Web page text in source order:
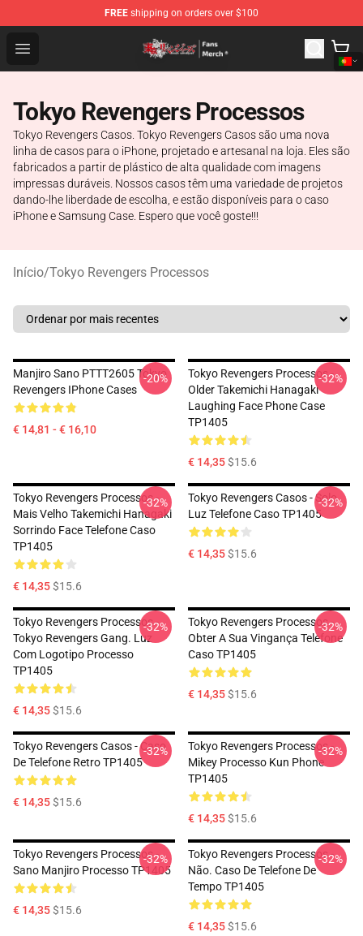
FREE shipping on orders over $100
Open menu
Tokyo Revengers Store - Official Tokyo Revengers
Tokyo Revengers Processos
Tokyo Revengers Casos. Tokyo Revengers Casos são uma nova
linha de casos para o iPhone, projetado e artesanal na loja. Eles são
fabricados a partir de plástico de alta qualidade com imagens
impressas duráveis. Nossos casos têm uma variedade de projetos
dando-lhe liberdade de escolha, e estão disponíveis para o caso
iPhone e Samsung Case. Espero que você goste!!!
Início/Tokyo Revengers Processos
Manjiro Sano PTTT2605 Tokyo
Revengers IPhone Cases
€ 14,81 - € 16,10
-20%
Tokyo Revengers Processos -
Older Takemichi Hanagaki
Laughing Face Phone Case
TP1405
€ 14,35$15.6
-32%
Tokyo Revengers Processos -
Mais Velho Takemichi Hanagaki
Sorrindo Face Telefone Caso
TP1405
€ 14,35$15.6
-32%
Tokyo Revengers Casos - Solo
Luz Telefone Caso TP1405
€ 14,35$15.6
-32%
Tokyo Revengers Processos -
Tokyo Revengers Gang. Luz
Com Logotipo Processo
TP1405
€ 14,35$15.6
-32%
Tokyo Revengers Processos -
Obter A Sua Vingança Telefone
Caso TP1405
€ 14,35$15.6
-32%
Tokyo Revengers Casos - Caso
De Telefone Retro TP1405
€ 14,35$15.6
-32%
Tokyo Revengers Processos -
Mikey Processo Kun Phone
TP1405
€ 14,35$15.6
-32%
Tokyo Revengers Processos -
Sano Manjiro Processo TP1405
€ 14,35$15.6
-32%
Tokyo Revengers Processos -
Não. Caso De Telefone De
Tempo TP1405
€ 14,35$15.6
-32%